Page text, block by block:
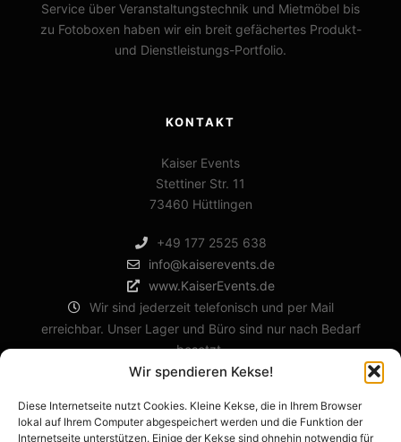
Wir spendieren Kekse!
Diese Internetseite nutzt Cookies. Kleine Kekse, die in Ihrem Browser
lokal auf Ihrem Computer abgespeichert werden und die Funktion der
Internetseite unterstützen. Einige der Kekse sind ohnehin notwendig für
Service über Veranstaltungstechnik und Mietmöbel bis
zu Fotoboxen haben wir ein breit gefächertes Produkt-
und Dienstleistungs-Portfolio.
KONTAKT
Kaiser Events
Stettiner Str. 11
73460 Hüttlingen
+49 177 2525 638
info@kaiserevents.de
www.KaiserEvents.de
Wir sind jederzeit telefonisch und per Mail
erreichbar. Unser Lager und Büro sind nur nach Bedarf
besetzt.
RECHTLICHES